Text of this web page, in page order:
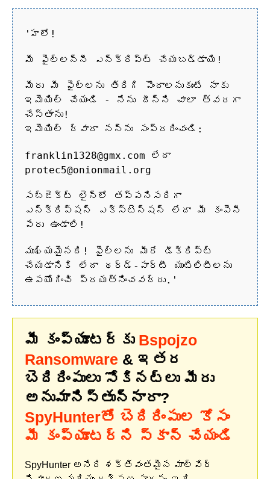
'హలో!
మీ ఫైల్‌లన్నీ ఎన్‌క్రిప్ట్ చేయబడ్డాయి!
మీరు మీ ఫైల్‌లను తిరిగి పొందాలనుకుంటే నాకు
ఇమెయిల్ చేయండి - నేను దీన్ని చాలా త్వరగా
చేస్తాను!
ఇమెయిల్ ద్వారా నన్ను సంప్రదించండి:
franklin1328@gmx.com లేదా
protec5@onionmail.org
సబ్జెక్ట్ లైన్‌లో తప్పనిసరిగా
ఎన్‌క్రిప్షన్ ఎక్స్‌టెన్షన్ లేదా మీ కంపెనీ
పేరు ఉండాలి!
ముఖ్యమైనది! ఫైల్‌లను మీరే డీక్రిప్ట్
చేయడానికి లేదా థర్డ్-పార్టీ యుటిలిటీలను
ఉపయోగించి ప్రయత్నించవద్దు.'
మీ కంప్యూటర్‌కు Bspojzo
Ransomware & ఇతర
బెదిరింపులు సోకినట్లు మీరు
అనుమానిస్తున్నారా?
SpyHunterతో బెదిరింపుల కోసం
మీ కంప్యూటర్‌ని స్కాన్ చేయండి
SpyHunter అనేది శక్తివంతమైన మాల్వేర్